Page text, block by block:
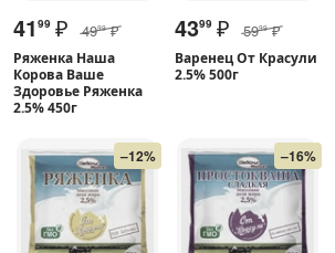
4199 ₽ 4999 ₽
Ряженка Наша
Корова Ваше
Здоровье Ряженка
2.5% 450г
4399 ₽ 5999 ₽
Варенец От Красули
2.5% 500г
–12% –16%